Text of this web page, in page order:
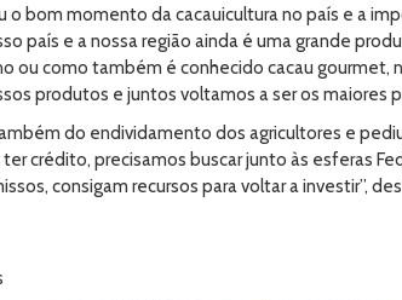
o bom momento da cacauicultura no país e a
país e a nossa região ainda é uma grande
como também é conhecido cacau gourmet,
produtos e juntos voltamos a ser os maiores
do endividamento dos agricultores e
crédito, precisamos buscar junto às esferas
consigam recursos para voltar a investir”,